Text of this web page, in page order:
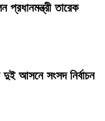
প্রধানমন্ত্রী তারেক
দুই আসনে সংসদ নির্বাচন